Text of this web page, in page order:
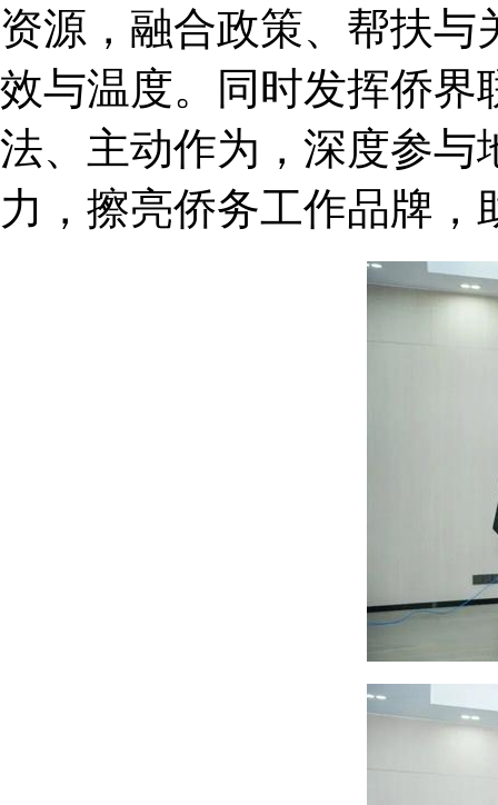
资源，融合政策、帮扶
效与温度。同时发挥侨界
法、主动作为，深度参与
力，擦亮侨务工作品牌